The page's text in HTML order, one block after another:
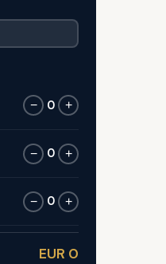
− 0 +
− 0 +
− 0 +
EUR 0